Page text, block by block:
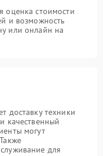
оценка стоимости
и возможность
или онлайн на
доставку техники
качественный
могут
для